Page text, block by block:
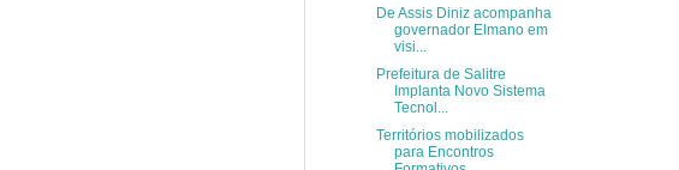
De Assis Diniz acompanha
governador Elmano em
visi...
Prefeitura de Salitre
Implanta Novo Sistema
Tecnol...
Territórios mobilizados
para Encontros